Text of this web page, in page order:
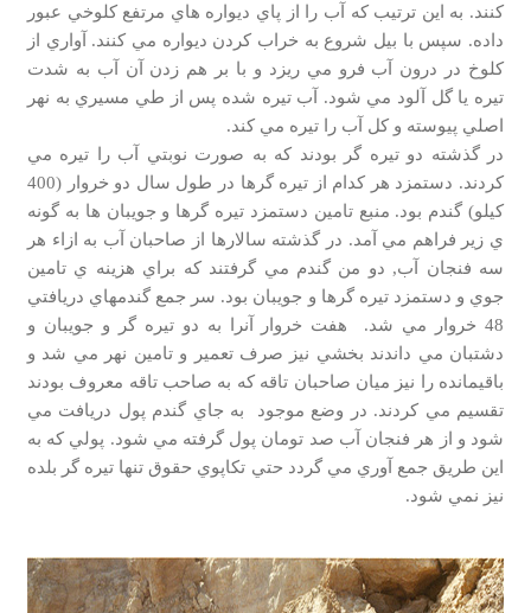
كنند. به اين ترتيب كه آب را از پاي ديواره هاي مرتفع كلوخي عبور
داده. سپس با بيل شروع به خراب كردن ديواره مي كنند. آواري از
كلوخ در درون آب فرو مي ريزد و با بر هم زدن آن آب به شدت
تيره يا گل آلود مي شود. آب تيره شده پس از طي مسيري به نهر
اصلي پيوسته و كل آب را تيره مي كند.
در گذشته دو تيره گر بودند كه به صورت نوبتي آب را تيره مي
كردند. دستمزد هر كدام از تيره گرها در طول سال دو خروار (400
كيلو) گندم بود. منبع تامين دستمزد تيره گرها و جويبان ها به گونه
ي زير فراهم مي آمد. در گذشته سالارها از صاحبان آب به ازاء هر
سه فنجان آب, دو من گندم مي گرفتند كه براي هزينه ي تامين
جوي و دستمزد تيره گرها و جويبان بود. سر جمع گندمهاي دريافتي
48 خروار مي شد. هفت خروار آنرا به دو تيره گر و جويبان و
دشتبان مي داندند بخشي نيز صرف تعمير و تامين نهر مي شد و
باقيمانده را نيز ميان صاحبان تاقه كه به صاحب تاقه معروف بودند
تقسيم مي كردند. در وضع موجود به جاي گندم پول دريافت مي
شود و از هر فنجان آب صد تومان پول گرفته مي شود. پولي كه به
اين طريق جمع آوري مي گردد حتي تكاپوي حقوق تنها تيره گر بلده
نيز نمي شود.